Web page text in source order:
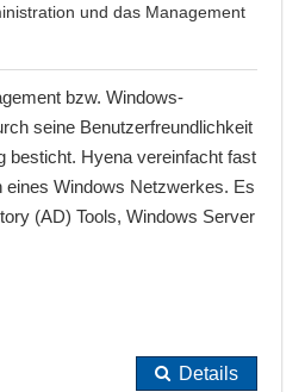
und das Management
bzw. Windows-
seine Benutzerfreundlichkeit
besticht. Hyena vereinfacht fast
eines Windows Netzwerkes. Es
(AD) Tools, Windows Server
Details